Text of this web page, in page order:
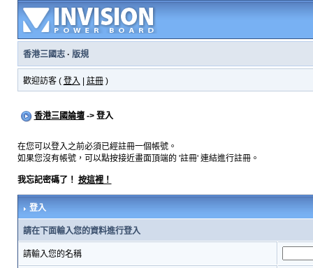
香港三國志· 版規
歡迎訪客 ( 登入 註冊)
香港三國論壇-> 登入
在您可以登入之前必須已經註冊一個帳號。
如果您沒有帳號，可以點按接近畫面頂端的 '註冊' 連結進行註冊。
我忘記密碼了！ 按這裡！
登入
請在下面輸入您的資料進行登入
請輸入您的名稱